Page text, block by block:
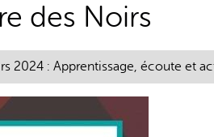
des Noirs
2024 : Apprentissage, écoute et